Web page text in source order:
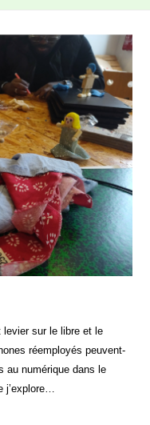
sur le libre et le
réemployés peuvent-
au numérique dans le
j’explore…